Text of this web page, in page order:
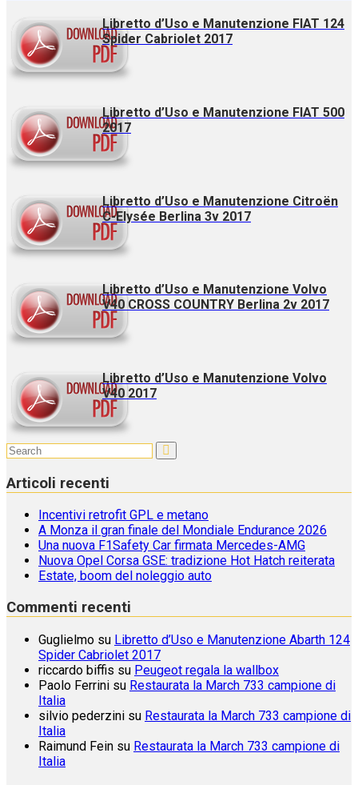
Libretto d’Uso e Manutenzione FIAT 124
Spider Cabriolet 2017
Libretto d’Uso e Manutenzione FIAT 500
2017
Libretto d’Uso e Manutenzione Citroën
C-Elysée Berlina 3v 2017
Libretto d’Uso e Manutenzione Volvo
V40 CROSS COUNTRY Berlina 2v 2017
Libretto d’Uso e Manutenzione Volvo
V40 2017
Articoli recenti
Incentivi retrofit GPL e metano
A Monza il gran finale del Mondiale Endurance 2026
Una nuova F1Safety Car firmata Mercedes-AMG
Nuova Opel Corsa GSE: tradizione Hot Hatch reiterata
Estate, boom del noleggio auto
Commenti recenti
Guglielmo su Libretto d’Uso e Manutenzione Abarth 124
Spider Cabriolet 2017
riccardo biffis su Peugeot regala la wallbox
Paolo Ferrini su Restaurata la March 733 campione di
Italia
silvio pederzini su Restaurata la March 733 campione di
Italia
Raimund Fein su Restaurata la March 733 campione di
Italia